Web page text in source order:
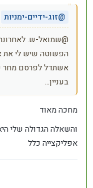
@זוג-ידיים-ימניות
@שמואל-ש.
הפשוטה שיש לי את
אשתדל לפרסם מחר
בעניין...
מחכה מאוד
והשאלה הגדולה שלי
אפליקצייה כלל